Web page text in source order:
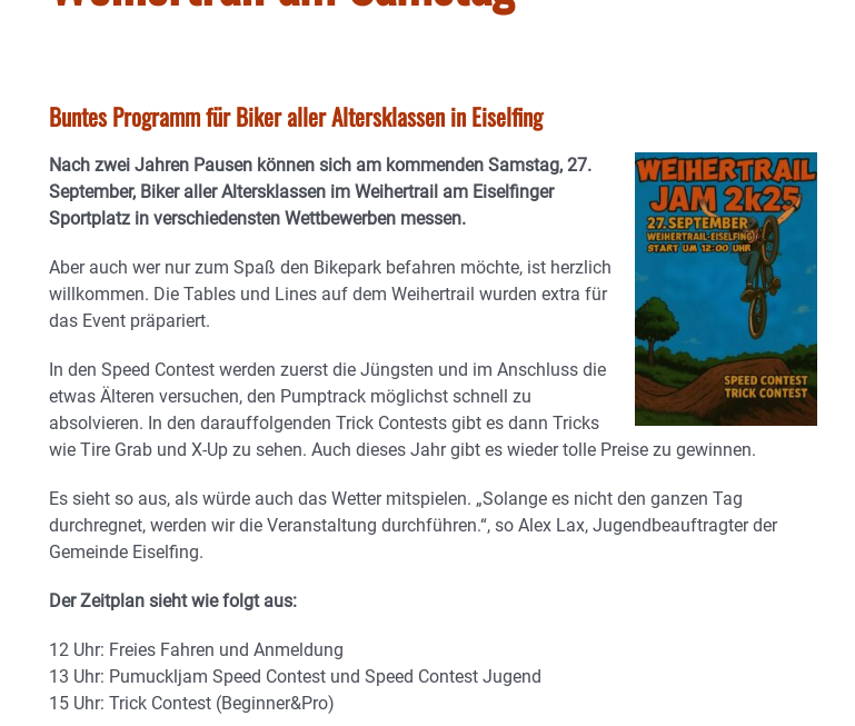
Buntes Programm für Biker aller Altersklassen in Eiselfing
Nach zwei Jahren Pausen können sich am kommenden Samstag, 27.
September, Biker aller Altersklassen im Weihertrail am Eiselfinger
Sportplatz in verschiedensten Wettbewerben messen.
Aber auch wer nur zum Spaß den Bikepark befahren möchte, ist herzlich
willkommen. Die Tables und Lines auf dem Weihertrail wurden extra für
das Event präpariert.
In den Speed Contest werden zuerst die Jüngsten und im Anschluss die
etwas Älteren versuchen, den Pumptrack möglichst schnell zu
absolvieren. In den darauffolgenden Trick Contests gibt es dann Tricks
wie Tire Grab und X-Up zu sehen. Auch dieses Jahr gibt es wieder tolle Preise zu gewinnen.
Es sieht so aus, als würde auch das Wetter mitspielen. „Solange es nicht den ganzen Tag
durchregnet, werden wir die Veranstaltung durchführen.“, so Alex Lax, Jugendbeauftragter der
Gemeinde Eiselfing.
Der Zeitplan sieht wie folgt aus:
12 Uhr: Freies Fahren und Anmeldung
13 Uhr: Pumuckljam Speed Contest und Speed Contest Jugend
15 Uhr: Trick Contest (Beginner&Pro)